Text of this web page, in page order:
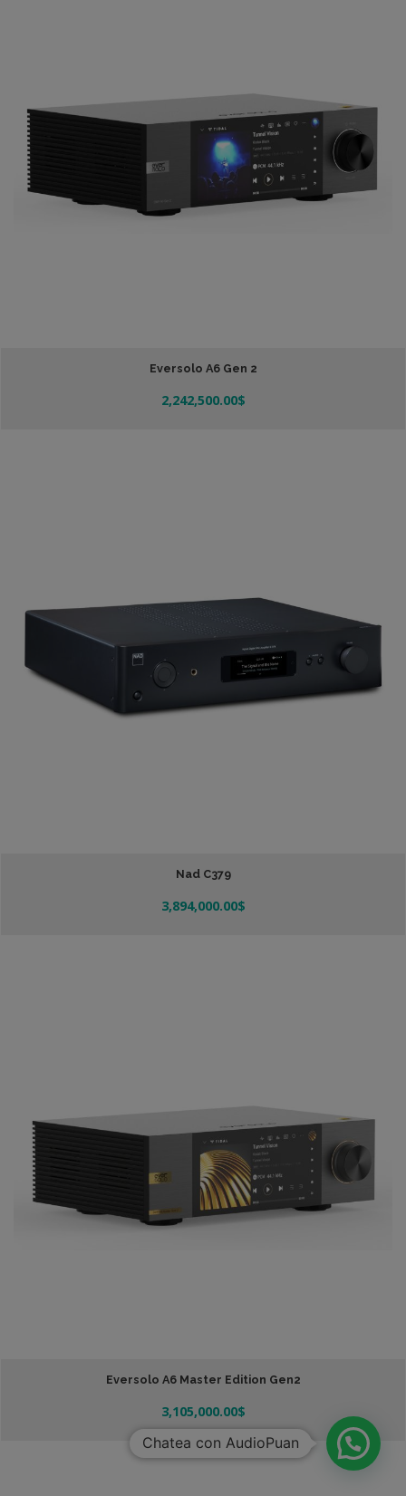
Eversolo A6 Gen 2
2,242,500.00$
Añadir Al Carrito
Nad C379
3,894,000.00$
Añadir Al Carrito
Eversolo A6 Master Edition Gen2
3,105,000.00$
Añadir Al Carrito
Chatea con AudioPuan